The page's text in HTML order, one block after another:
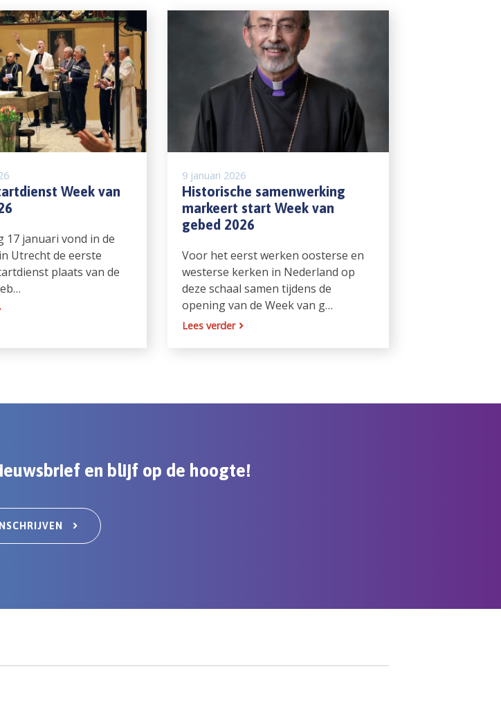
Week van
17 januari vond in de
Utrecht de eerste
plaats van de
9 januari 2026
Historische samenwerking
markeert start Week van
gebed 2026
Voor het eerst werken oosterse en
westerse kerken in Nederland op
deze schaal samen tijdens de
opening van de Week van g…
Lees verder
en blijf op de hoogte!
INSCHRIJVEN